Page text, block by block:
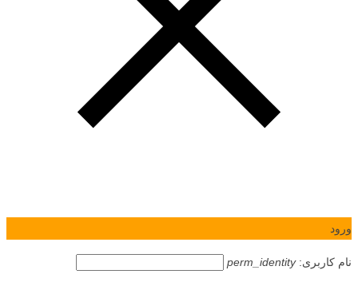
ورود
نام کاربری:perm_identity